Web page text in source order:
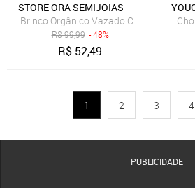
STORE ORA SEMIJOIAS
Brinco Orgânico Vazado Com Micro
R$99,99 - 48%
R$ 52,49
1 2 3 4
PUBLICIDADE